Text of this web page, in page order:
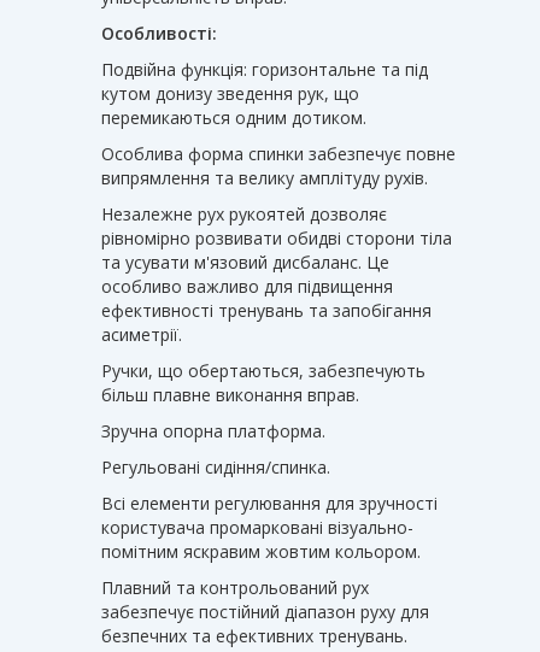
Особливості:
Подвійна функція: горизонтальне та під
кутом донизу зведення рук, що
перемикаються одним дотиком.
Особлива форма спинки забезпечує повне
випрямлення та велику амплітуду рухів.
Незалежне рух рукоятей дозволяє
рівномірно розвивати обидві сторони тіла
та усувати м'язовий дисбаланс. Це
особливо важливо для підвищення
ефективності тренувань та запобігання
асиметрії.
Ручки, що обертаються, забезпечують
більш плавне виконання вправ.
Зручна опорна платформа.
Регульовані сидіння/спинка.
Всі елементи регулювання для зручності
користувача промарковані візуально-
помітним яскравим жовтим кольором.
Плавний та контрольований рух
забезпечує постійний діапазон руху для
безпечних та ефективних тренувань.